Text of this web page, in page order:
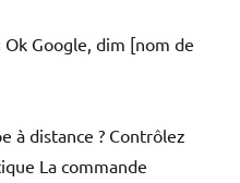
Google, dim [nom de
à distance ? Contrôlez
La commande